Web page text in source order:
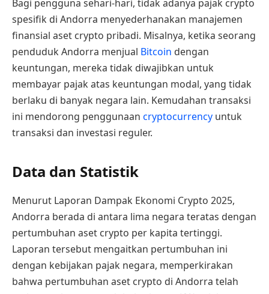
Bagi pengguna sehari-hari, tidak adanya pajak crypto
spesifik di Andorra menyederhanakan manajemen
finansial aset crypto pribadi. Misalnya, ketika seorang
penduduk Andorra menjual Bitcoin dengan
keuntungan, mereka tidak diwajibkan untuk
membayar pajak atas keuntungan modal, yang tidak
berlaku di banyak negara lain. Kemudahan transaksi
ini mendorong penggunaan cryptocurrency untuk
transaksi dan investasi reguler.
Data dan Statistik
Menurut Laporan Dampak Ekonomi Crypto 2025,
Andorra berada di antara lima negara teratas dengan
pertumbuhan aset crypto per kapita tertinggi.
Laporan tersebut mengaitkan pertumbuhan ini
dengan kebijakan pajak negara, memperkirakan
bahwa pertumbuhan aset crypto di Andorra telah